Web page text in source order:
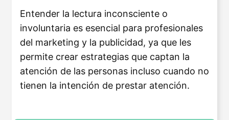
Entender la lectura inconsciente o
involuntaria es esencial para profesionales
del marketing y la publicidad, ya que les
permite crear estrategias que captan la
atención de las personas incluso cuando no
tienen la intención de prestar atención.